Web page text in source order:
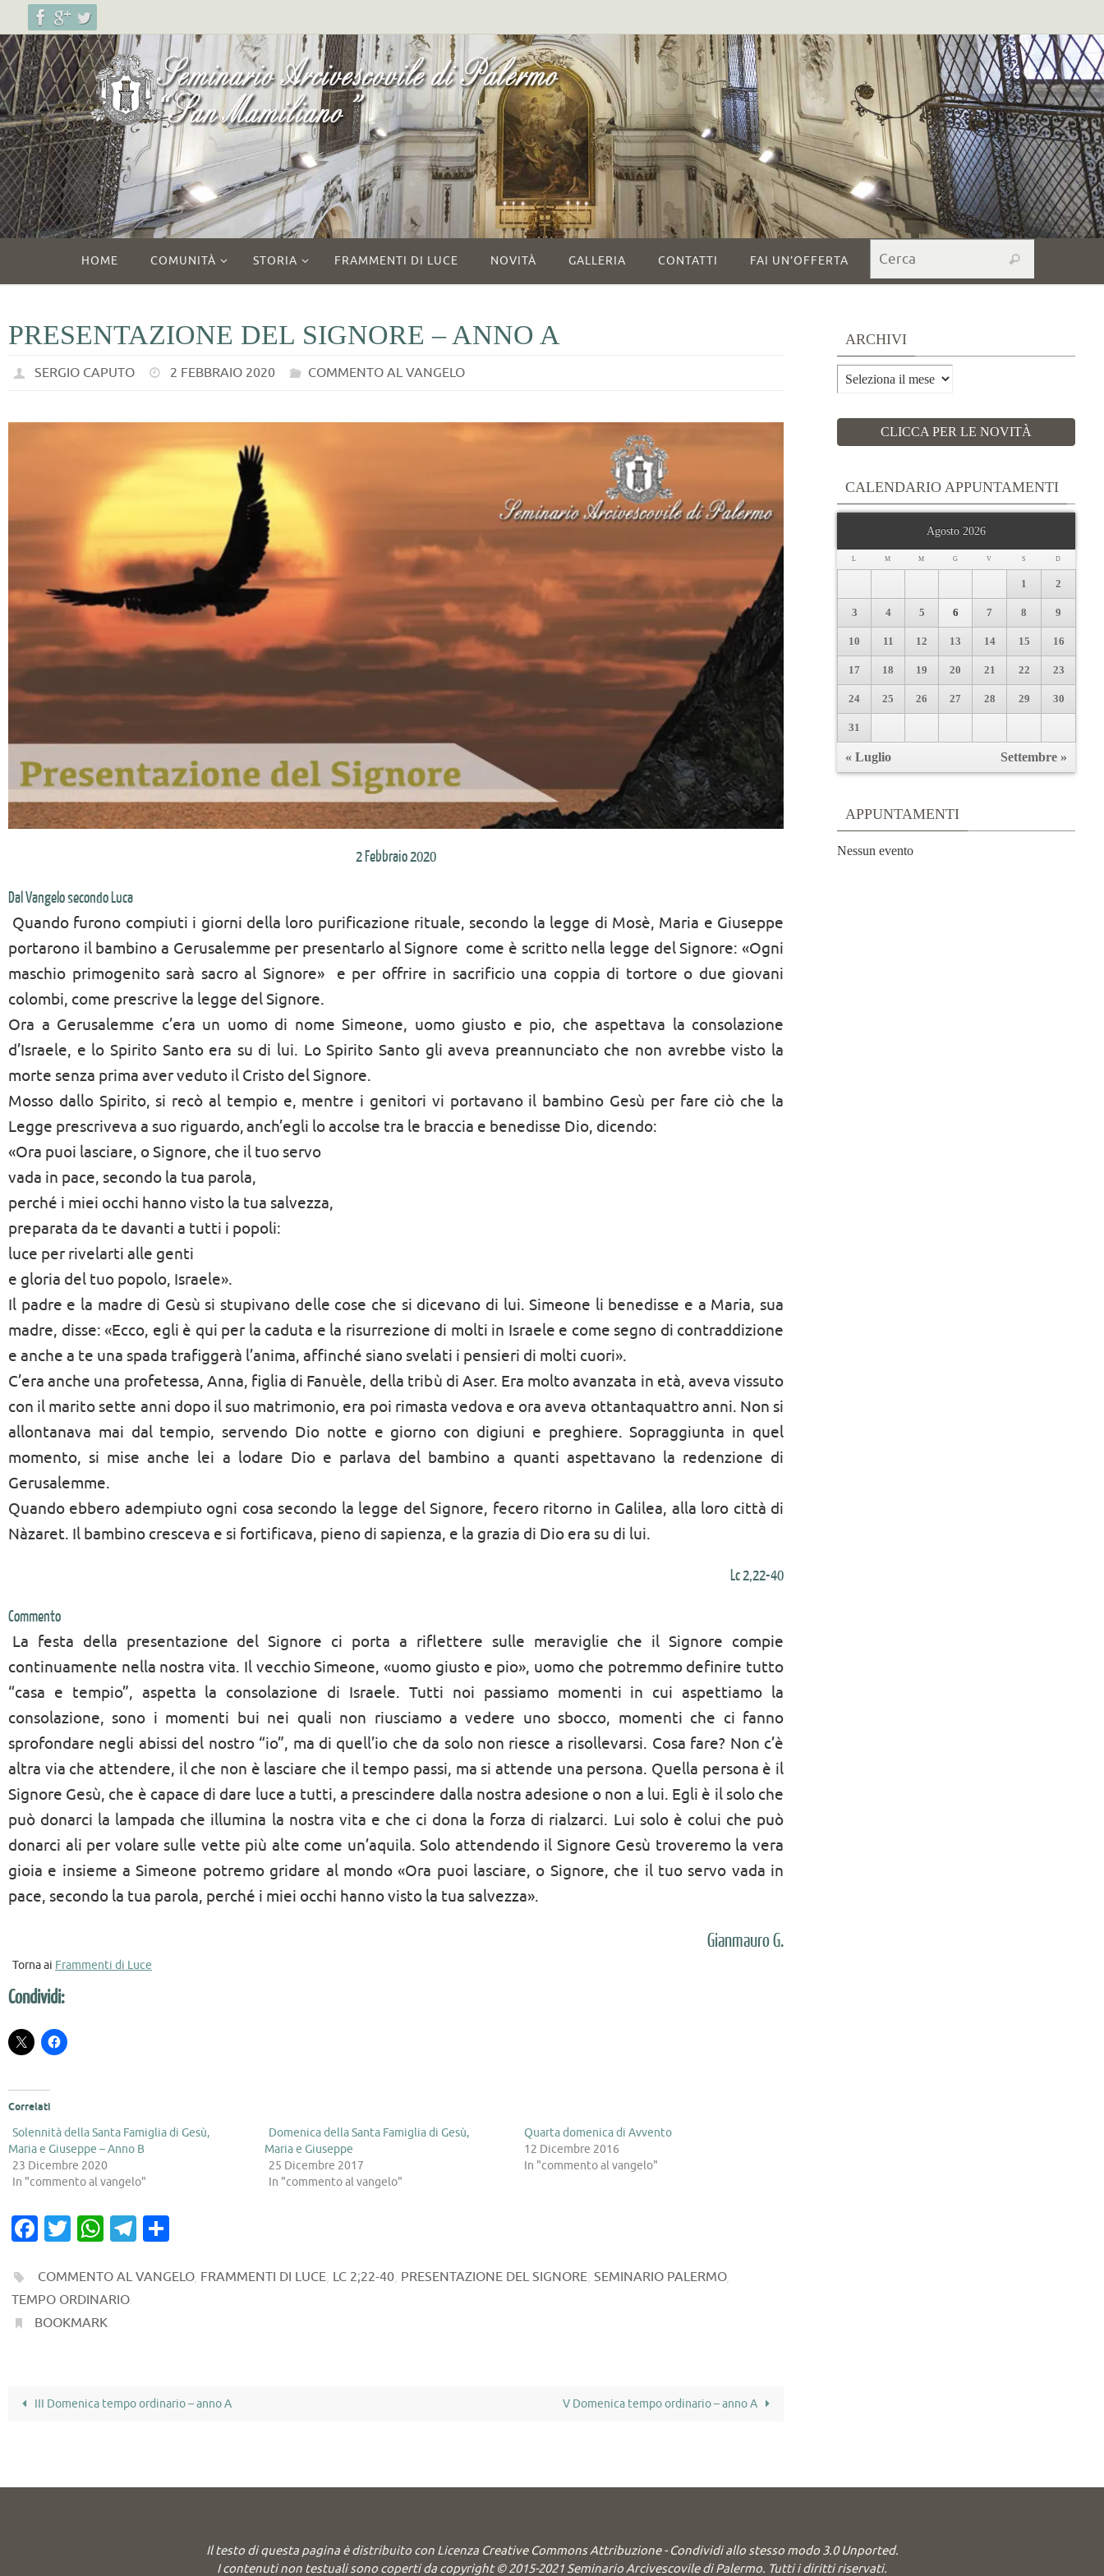
contenuto
contenuto
HOME COMUNITÀ STORIA FRAMMENTI DI LUCE NOVITÀ GALLERIA CONTATTI FAI UN’OFFERTA Cerca
PRESENTAZIONE DEL SIGNORE – ANNO A
SERGIO CAPUTO 2 FEBBRAIO 2020 COMMENTO AL VANGELO
2 Febbraio 2020
Dal Vangelo secondo Luca
Quando furono compiuti i giorni della loro purificazione rituale, secondo la legge di Mosè, Maria e Giuseppe
portarono il bambino a Gerusalemme per presentarlo al Signore  come è scritto nella legge del Signore: «Ogni
maschio primogenito sarà sacro al Signore»  e per offrire in sacrificio una coppia di tortore o due giovani
colombi, come prescrive la legge del Signore.
Ora a Gerusalemme c’era un uomo di nome Simeone, uomo giusto e pio, che aspettava la consolazione
d’Israele, e lo Spirito Santo era su di lui. Lo Spirito Santo gli aveva preannunciato che non avrebbe visto la
morte senza prima aver veduto il Cristo del Signore.
Mosso dallo Spirito, si recò al tempio e, mentre i genitori vi portavano il bambino Gesù per fare ciò che la
Legge prescriveva a suo riguardo,anch’egli lo accolse tra le braccia e benedisse Dio, dicendo:
«Ora puoi lasciare, o Signore, che il tuo servo
vada in pace, secondo la tua parola,
perché i miei occhi hanno visto la tua salvezza,
preparata da te davanti a tutti i popoli:
luce per rivelarti alle genti
e gloria del tuo popolo, Israele».
Il padre e la madre di Gesù si stupivano delle cose che si dicevano di lui. Simeone li benedisse e a Maria, sua
madre, disse: «Ecco, egli è qui per la caduta e la risurrezione di molti in Israele e come segno di contraddizione
e anche a te una spada trafiggerà l’anima, affinché siano svelati i pensieri di molti cuori».
C’era anche una profetessa, Anna, figlia di Fanuèle, della tribù di Aser. Era molto avanzata in età, aveva vissuto
con il marito sette anni dopo il suo matrimonio, era poi rimasta vedova e ora aveva ottantaquattro anni. Non si
allontanava mai dal tempio, servendo Dio notte e giorno con digiuni e preghiere. Sopraggiunta in quel
momento, si mise anche lei a lodare Dio e parlava del bambino a quanti aspettavano la redenzione di
Gerusalemme.
Quando ebbero adempiuto ogni cosa secondo la legge del Signore, fecero ritorno in Galilea, alla loro città di
Nàzaret. Il bambino cresceva e si fortificava, pieno di sapienza, e la grazia di Dio era su di lui.
Lc 2,22-40
Commento
La festa della presentazione del Signore ci porta a riflettere sulle meraviglie che il Signore compie
continuamente nella nostra vita. Il vecchio Simeone, «uomo giusto e pio», uomo che potremmo definire tutto
“casa e tempio”, aspetta la consolazione di Israele. Tutti noi passiamo momenti in cui aspettiamo la
consolazione, sono i momenti bui nei quali non riusciamo a vedere uno sbocco, momenti che ci fanno
sprofondare negli abissi del nostro “io”, ma di quell’io che da solo non riesce a risollevarsi. Cosa fare? Non c’è
altra via che attendere, il che non è lasciare che il tempo passi, ma si attende una persona. Quella persona è il
Signore Gesù, che è capace di dare luce a tutti, a prescindere dalla nostra adesione o non a lui. Egli è il solo che
può donarci la lampada che illumina la nostra vita e che ci dona la forza di rialzarci. Lui solo è colui che può
donarci ali per volare sulle vette più alte come un’aquila. Solo attendendo il Signore Gesù troveremo la vera
gioia e insieme a Simeone potremo gridare al mondo «Ora puoi lasciare, o Signore, che il tuo servo vada in
pace, secondo la tua parola, perché i miei occhi hanno visto la tua salvezza».
GianmauroG.
Torna ai Frammenti di Luce
Condividi:
Correlati
Solennità della Santa Famiglia di Gesù,
Maria e Giuseppe – Anno B
23 Dicembre 2020
In "commento al vangelo"
Domenica della Santa Famiglia di Gesù,
Maria e Giuseppe
25 Dicembre 2017
In "commento al vangelo"
Quarta domenica di Avvento
12 Dicembre 2016
In "commento al vangelo"
Fa
e
b
o
T
it
te
r
W
at
s
A
T
e n
COMMENTO AL VANGELO, FRAMMENTI DI LUCE, LC 2;22-40, PRESENTAZIONE DEL SIGNORE, SEMINARIO PALERMO,
TEMPO ORDINARIO.
BOOKMARK.
III Domenica tempo ordinario – anno A V Domenica tempo ordinario – anno A
ARCHIVI
Archivi
CLICCA PER LE NOVITÀ
CALENDARIO APPUNTAMENTI
Agosto 2026
L M M G V S D
1 2
3 4 5 6 7 8 9
10 11 12 13 14 15 16
17 18 19 20 21 22 23
24 25 26 27 28 29 30
31
« Luglio Settembre »
APPUNTAMENTI
Nessun evento
Il testo di questa pagina è distribuito con Licenza Creative Commons Attribuzione - Condividi allo stesso modo 3.0 Unported.
I contenuti non testuali sono coperti da copyright © 2015-2021 Seminario Arcivescovile di Palermo. Tutti i diritti riservati.